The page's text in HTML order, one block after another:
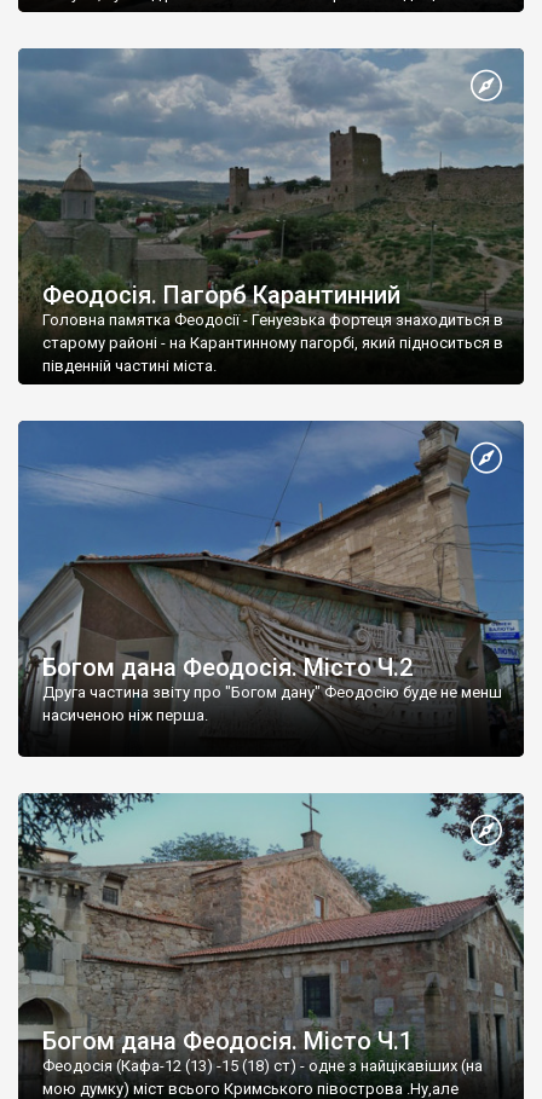
Феодосія. Пагорб Карантинний
Головна памятка Феодосії - Генуезька фортеця знаходиться в
старому районі - на Карантинному пагорбі, який підноситься в
південній частині міста.
Богом дана Феодосія. Місто Ч.2
Друга частина звіту про "Богом дану" Феодосію буде не менш
насиченою ніж перша.
Богом дана Феодосія. Місто Ч.1
Феодосія (Кафа-12 (13) -15 (18) ст) - одне з найцікавіших (на
мою думку) міст всього Кримського півострова .Ну,але